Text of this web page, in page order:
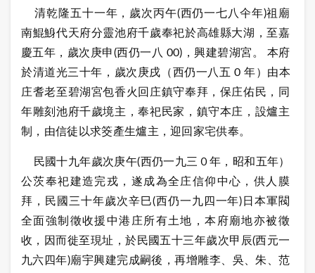
清乾隆五十一年，歲次丙午(西仍一七八仐年)祖廟
南鯤鯓代天府分靈池府千歲奉祀於高雄縣大湖，至嘉
慶五年，歲次庚申(西仍一八 00)，興建碧湖宮。 本府
於清道光三十年，歲次庚戌（西仍一八五 0 年）由本
庄耆老至碧湖宮包香火回庄鎮守奉拜，保庄佑民，同
年雕刻池府千歲境主，奉祀民家，鎮守本庄，設爐主
制，由信徒以求筊產生爐主，迎回家宅供奉。
民國十九年歲次庚午(西仍一九三０年，昭和五年）
公茨奉祀建造完戎，遂成為全庄信仰中心，供人膜
拜，民國三十年歲次辛巳(西仍一九四一年)日本軍閥
全面強制徵收援中港庄所有土地，本府廟地亦被徵
收，因而徙至現址，於民國五十三年歲次甲辰(西元一
九六四年)廟宇興建完成嗣後，再增雕李、吳、朱、范